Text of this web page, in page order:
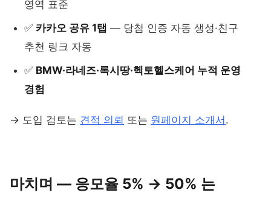
영역 표준
✅ 카카오 공유 1탭 — 당첨 인증 자동 생성·친구
추천 링크 자동
✅ BMW·라네즈·록시땅·헥토헬스케어 누적 운영
경험
→ 도입 검토는 견적 의뢰 또는 원페이지 소개서 .
마치며 — 응모율 5% → 50% 는